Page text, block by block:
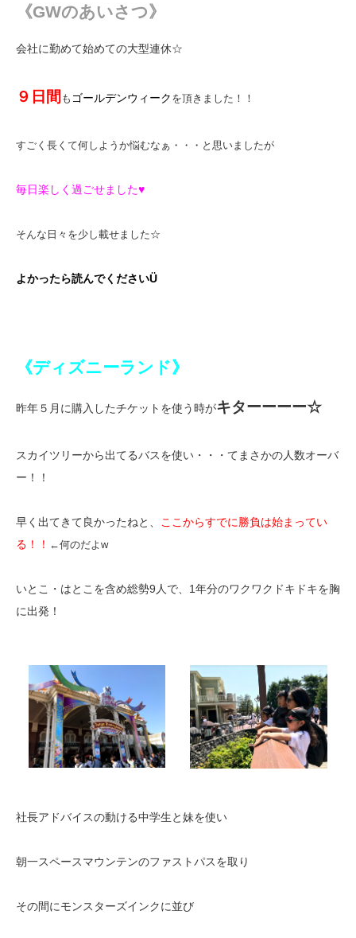
《GWのあいさつ》
会社に勤めて始めての大型連休☆
９日間 も ゴールデンウィーク を頂きました！！
すごく長くて何しようか悩むなぁ・・・と思いましたが
毎日楽しく過ごせました♥
そんな日々を少し載せました☆
よかったら読んでくださいÜ
《ディズニーランド》
昨年５月に購入したチケットを使う時がキターーーー☆
スカイツリーから出てるバスを使い・・・てまさかの人数オーバ
ー！！
早く出てきて良かったねと、
ここからすでに勝負は始まってい
る！！ ←何のだよw
いとこ・はとこを含め総勢9人で、1年分のワクワクドキドキを胸
に出発！
社長アドバイスの動ける中学生と妹を使い
朝一スペースマウンテンのファストパスを取り
その間にモンスターズインクに並び